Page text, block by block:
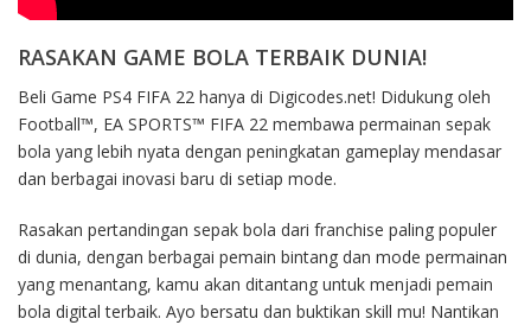
RASAKAN GAME BOLA TERBAIK DUNIA!
Beli Game PS4 FIFA 22 hanya di Digicodes.net! Didukung oleh
Football™, EA SPORTS™ FIFA 22 membawa permainan sepak
bola yang lebih nyata dengan peningkatan gameplay mendasar
dan berbagai inovasi baru di setiap mode.
Rasakan pertandingan sepak bola dari franchise paling populer
di dunia, dengan berbagai pemain bintang dan mode permainan
yang menantang, kamu akan ditantang untuk menjadi pemain
bola digital terbaik. Ayo bersatu dan buktikan skill mu! Nantikan